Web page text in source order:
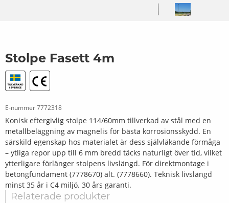
Stolpe Fasett 4m
E-nummer7772318
Konisk eftergivlig stolpe 114/60mm tillverkad av stål med en
metallbeläggning av magnelis för bästa korrosionsskydd. En
särskild egenskap hos materialet är dess självläkande förmåga
– ytliga repor upp till 6 mm bredd täcks naturligt över tid, vilket
ytterligare förlänger stolpens livslängd. För direktmontage i
betongfundament (7778670) alt. (7778660). Teknisk livslängd
minst 35 år i C4 miljö. 30 års garanti.
Relaterade produkter